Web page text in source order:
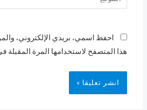
احفظ اسمي، بريدي الإلكتروني،
هذا المتصفح لاستخدامها المرة المقبلة